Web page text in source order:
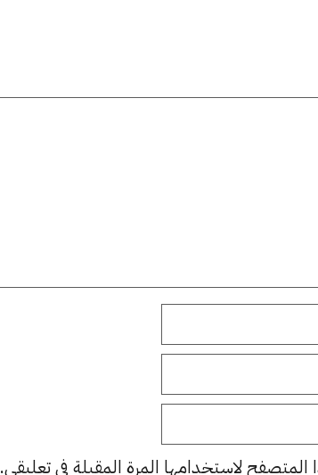
المتصفح لاستخدامها المرة المقبلة في تعليقي.